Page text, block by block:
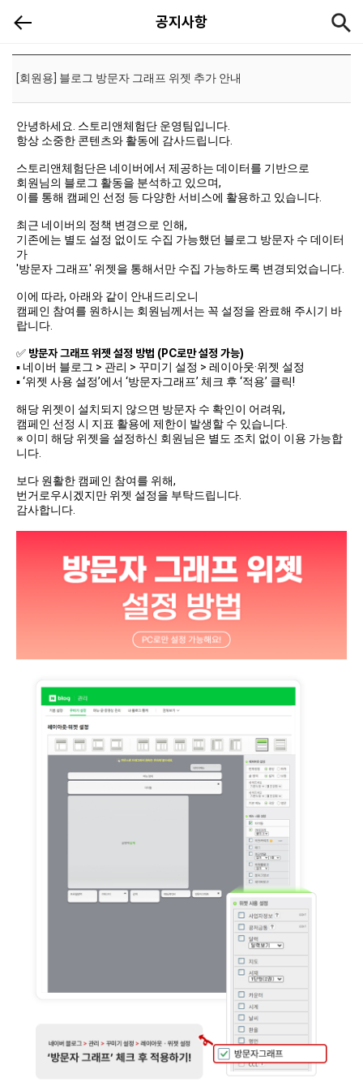
공지사항
[회원용] 블로그 방문자 그래프 위젯 추가 안내
안녕하세요. 스토리앤체험단 운영팀입니다.
항상 소중한 콘텐츠와 활동에 감사드립니다.
스토리앤체험단은 네이버에서 제공하는 데이터를 기반으로
회원님의 블로그 활동을 분석하고 있으며,
이를 통해 캠페인 선정 등 다양한 서비스에 활용하고 있습니다.
최근 네이버의 정책 변경으로 인해,
기존에는 별도 설정 없이도 수집 가능했던 블로그 방문자 수 데이터
가
'방문자 그래프' 위젯을 통해서만 수집 가능하도록 변경되었습니다.
이에 따라, 아래와 같이 안내드리오니
캠페인 참여를 원하시는 회원님께서는 꼭 설정을 완료해 주시기 바
랍니다.
✅ 방문자 그래프 위젯 설정 방법 (PC로만 설정 가능)
▪ 네이버 블로그 > 관리 > 꾸미기 설정 > 레이아웃·위젯 설정
▪ ‘위젯 사용 설정’에서 ‘방문자그래프’ 체크 후 ‘적용’ 클릭!
해당 위젯이 설치되지 않으면 방문자 수 확인이 어려워,
캠페인 선정 시 지표 활용에 제한이 발생할 수 있습니다.
※ 이미 해당 위젯을 설정하신 회원님은 별도 조치 없이 이용 가능합
니다.
보다 원활한 캠페인 참여를 위해,
번거로우시겠지만 위젯 설정을 부탁드립니다.
감사합니다.